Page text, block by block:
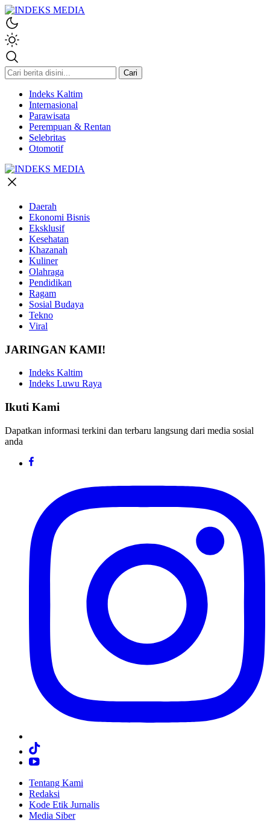
INDEKS MEDIA
Berita Hari Ini Di Indonesia & Internasional
Cari
Indeks Kaltim
Internasional
Parawisata
Perempuan & Rentan
Selebritas
Otomotif
Daerah
Ekonomi Bisnis
Eksklusif
Kesehatan
Khazanah
Kuliner
Olahraga
Pendidikan
Ragam
Sosial Budaya
Tekno
Viral
JARINGAN KAMI!
Indeks Kaltim
Indeks Luwu Raya
Ikuti Kami
Dapatkan informasi terkini dan terbaru langsung dari media sosial
anda
Tentang Kami
Redaksi
Kode Etik Jurnalis
Media Siber